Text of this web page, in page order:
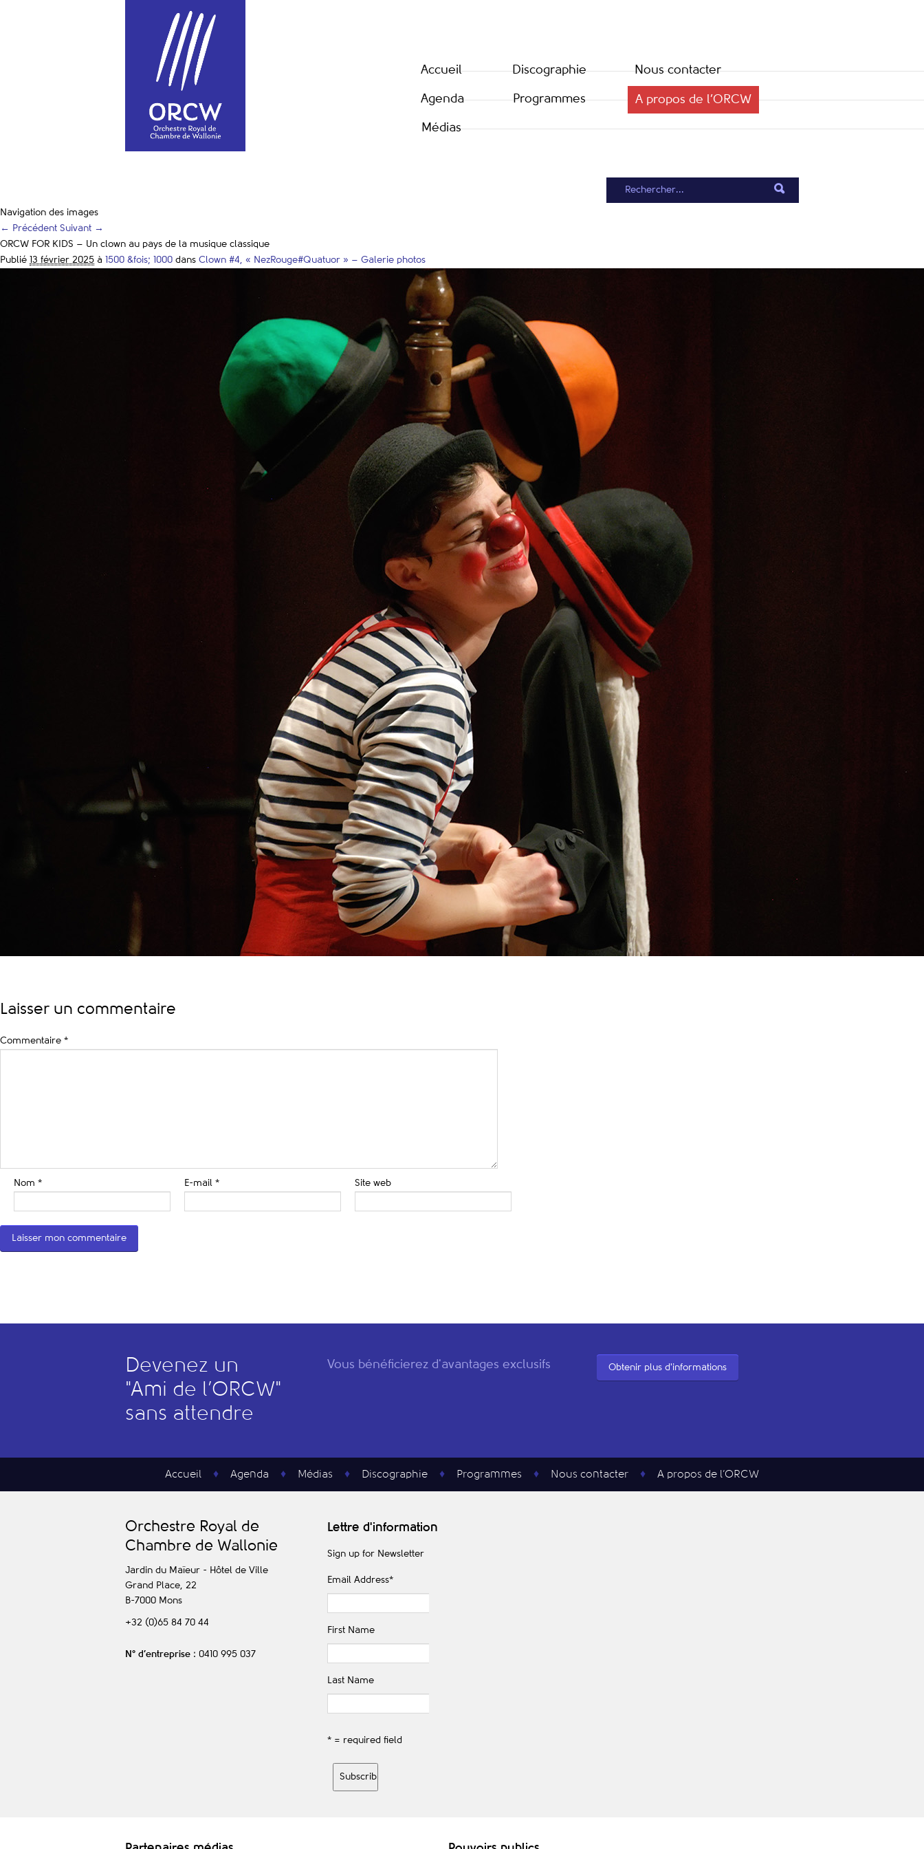
Accueil
Agenda
Médias
Discographie
Programmes
Nous contacter
A propos de l’ORCW
Navigation des images
← Précédent Suivant →
ORCW FOR KIDS – Un clown au pays de la musique classique
Publié 13 février 2025 à 1500 &fois; 1000 dans Clown #4, « NezRouge#Quatuor » – Galerie photos
Laisser un commentaire
Commentaire *
Nom * E-mail * Site web
Devenez un
"Ami de l’ORCW"
sans attendre
Vous bénéficierez d'avantages exclusifs Obtenir plus d'informations
Accueil Agenda Médias Discographie Programmes Nous contacter A propos de l’ORCW
Orchestre Royal de
Chambre de Wallonie
Jardin du Maïeur - Hôtel de Ville
Grand Place, 22
B-7000 Mons
+32 (0)65 84 70 44
N° d’entreprise : 0410 995 037
Lettre d'information
Sign up for Newsletter
Email Address*
First Name
Last Name
* = required field